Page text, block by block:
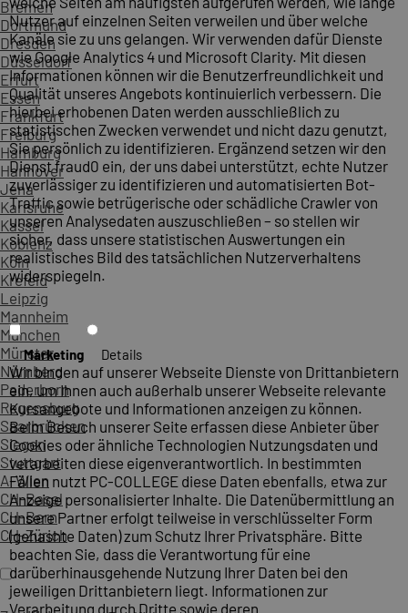
Bremen
Dortmund
Dresden
Düsseldorf
Erfurt
Essen
Frankfurt
Freiburg
Hamburg
Hannover
Jena
Karlsruhe
Kassel
Koblenz
Köln
Krefeld
Leipzig
Mannheim
München
Münster
Nürnberg
Paderborn
Regensburg
Saarbrücken
Siegen
Stuttgart
A-Wien
CH-Basel
CH-Bern
CH-Zürich
Nutzer auf einzelnen Seiten verweilen und über welche
Kanäle sie zu uns gelangen. Wir verwenden dafür Dienste
wie Google Analytics 4 und Microsoft Clarity. Mit diesen
Informationen können wir die Benutzerfreundlichkeit und
Qualität unseres Angebots kontinuierlich verbessern. Die
hierbei erhobenen Daten werden ausschließlich zu
statistischen Zwecken verwendet und nicht dazu genutzt,
Sie persönlich zu identifizieren. Ergänzend setzen wir den
Dienst fraud0 ein, der uns dabei unterstützt, echte Nutzer
zuverlässiger zu identifizieren und automatisierten Bot-
Traffic sowie betrügerische oder schädliche Crawler von
unseren Analysedaten auszuschließen – so stellen wir
sicher, dass unsere statistischen Auswertungen ein
realistisches Bild des tatsächlichen Nutzerverhaltens
widerspiegeln.
Marketing Details
Wir binden auf unserer Webseite Dienste von Drittanbietern
ein, um Ihnen auch außerhalb unserer Webseite relevante
Kursangebote und Informationen anzeigen zu können.
Beim Besuch unserer Seite erfassen diese Anbieter über
Cookies oder ähnliche Technologien Nutzungsdaten und
verarbeiten diese eigenverantwortlich. In bestimmten
Fällen nutzt PC-COLLEGE diese Daten ebenfalls, etwa zur
Anzeige personalisierter Inhalte. Die Datenübermittlung an
unsere Partner erfolgt teilweise in verschlüsselter Form
(gehashte Daten) zum Schutz Ihrer Privatsphäre. Bitte
beachten Sie, dass die Verantwortung für eine
darüberhinausgehende Nutzung Ihrer Daten bei den
jeweiligen Drittanbietern liegt. Informationen zur
Verarbeitung durch Dritte sowie deren